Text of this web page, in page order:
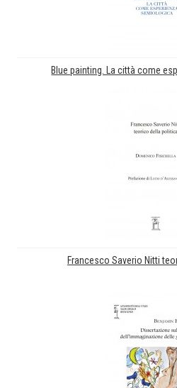
Blue painting. La città come
Francesco Saverio Nitti